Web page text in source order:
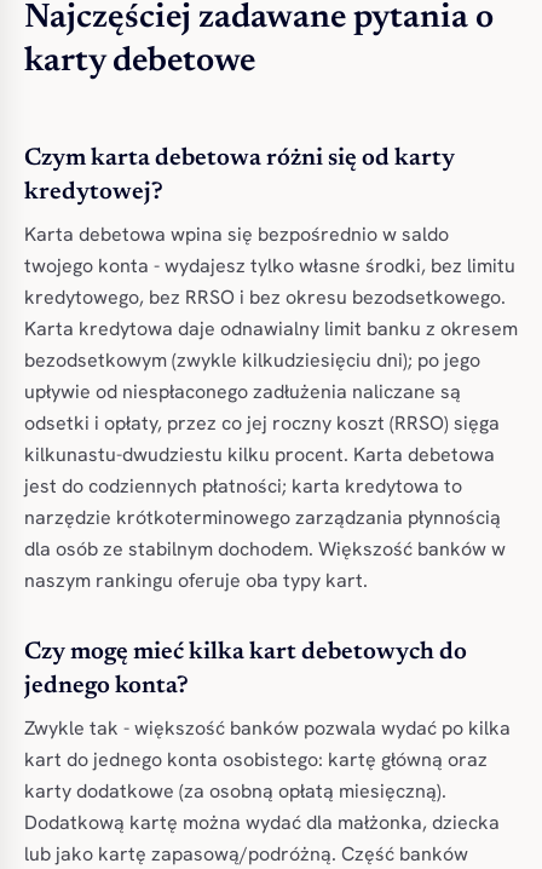
Najczęściej zadawane pytania o
karty debetowe
Czym karta debetowa różni się od karty
kredytowej?
Karta debetowa wpina się bezpośrednio w saldo
twojego konta - wydajesz tylko własne środki, bez limitu
kredytowego, bez RRSO i bez okresu bezodsetkowego.
Karta kredytowa daje odnawialny limit banku z okresem
bezodsetkowym (zwykle kilkudziesięciu dni); po jego
upływie od niespłaconego zadłużenia naliczane są
odsetki i opłaty, przez co jej roczny koszt (RRSO) sięga
kilkunastu-dwudziestu kilku procent. Karta debetowa
jest do codziennych płatności; karta kredytowa to
narzędzie krótkoterminowego zarządzania płynnością
dla osób ze stabilnym dochodem. Większość banków w
naszym rankingu oferuje oba typy kart.
Czy mogę mieć kilka kart debetowych do
jednego konta?
Zwykle tak - większość banków pozwala wydać po kilka
kart do jednego konta osobistego: kartę główną oraz
karty dodatkowe (za osobną opłatą miesięczną).
Dodatkową kartę można wydać dla małżonka, dziecka
lub jako kartę zapasową/podróżną. Część banków